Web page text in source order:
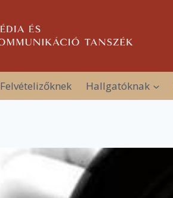
Felvételizőknek Hallgatóknak